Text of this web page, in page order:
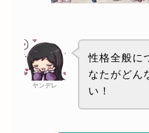
ヤンデレ
性格全般に
なたがどん
い！